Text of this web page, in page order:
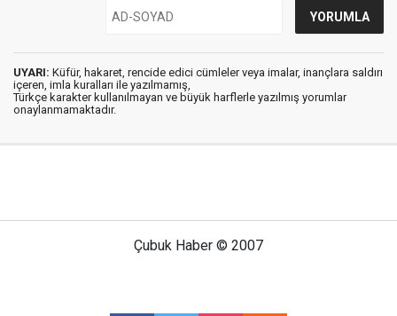
UYARI: Küfür, hakaret, rencide edici cümleler veya imalar, inançlara saldırı
içeren, imla kuralları ile yazılmamış,
Türkçe karakter kullanılmayan ve büyük harflerle yazılmış yorumlar
onaylanmamaktadır.
Çubuk Haber © 2007